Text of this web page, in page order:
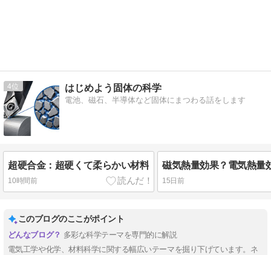
4 はじめよう固体の科学
電池、磁石、半導体など固体にまつわる話をします
超硬合金：超硬くて柔らかい材料
10時間前 15日前
このブログのここがポイント
多彩な科学テーマを専門的に解説
電気工学や化学、材料科学に関する幅広いテーマを掘り下げています。ネ